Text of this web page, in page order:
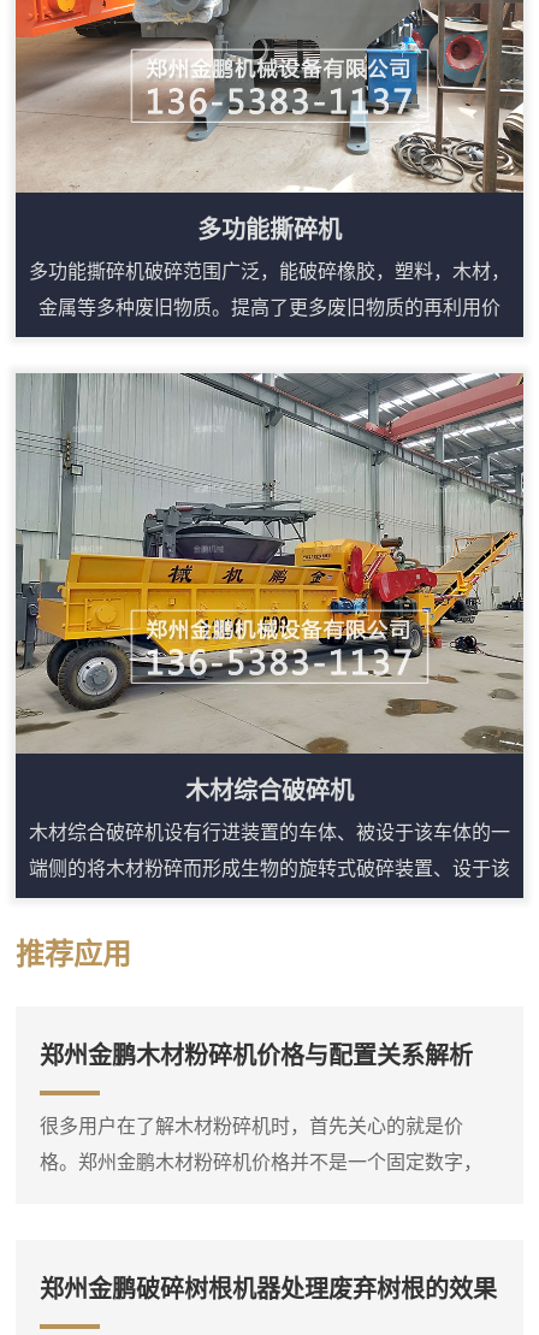
多功能撕碎机
多功能撕碎机破碎范围广泛，能破碎橡胶，塑料，木材，
金属等多种废旧物质。提高了更多废旧物质的再利用价
值.近几年来，随着塑料袋，蛇皮袋，吨包袋，渔网，轮
胎，薄膜塑塑料产品的广泛使用。如何有效地回收使用过
后的废料已成了众多生产广家待解决的问题。有的厂家靠
购买昂贵的或是高功率低效率的设备来回收，投资成本太
高，有的塑料制品直接焚毁。影响了环境，也不利于经济
的可持续发展。如何经济有效地回收废品成了各生产...
木材综合破碎机
木材综合破碎机设有行进装置的车体、被设于该车体的一
端侧的将木材粉碎而形成生物的旋转式破碎装置、设于该
旋转式破碎装置的上部的翼片式供给装置、被从旋转式破
碎装置的下部向车体的行进方向另一端侧延伸地设置的将
由旋转式破碎装置破碎了的生物搬出而向外部排出的搬出
进装置，旋转式破碎装置、翼片式供给装置及搬出装置的
驱动源的驱动装置。木材综合粉碎机机主要对大口...
推荐应用
郑州金鹏木材粉碎机价格与配置关系解析
很多用户在了解木材粉碎机时，首先关心的就是价
格。郑州金鹏木材粉碎机价格并不是一个固定数字，
大型柴油粉碎机的价格差异就比较明显。因此，在询
问价格之前，**先明确自己要处理的物料种类、大致产
郑州金鹏破碎树根机器处理废弃树根的效果